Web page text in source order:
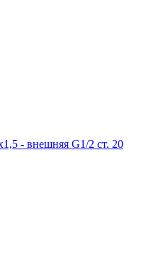
- внешняя G1/2 ст. 20